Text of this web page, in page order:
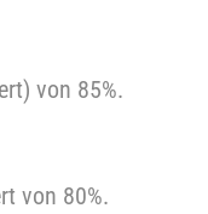
von 85%.
von 80%.